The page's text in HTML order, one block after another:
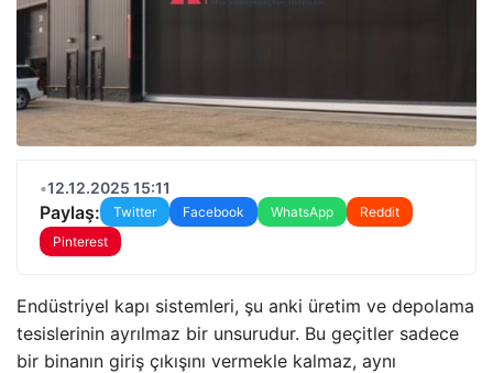
•12.12.2025 15:11
Paylaş: Twitter Facebook WhatsApp
Reddit
Pinterest
Endüstriyel kapı sistemleri, şu anki üretim ve depolama
tesislerinin ayrılmaz bir unsurudur. Bu geçitler sadece
bir binanın giriş çıkışını vermekle kalmaz, aynı